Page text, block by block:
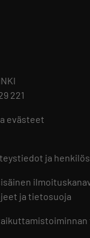
221
evästeet
ja
ja tietosuoja